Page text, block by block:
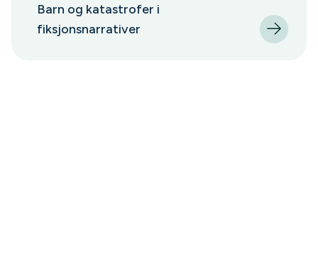
Barn og katastrofer i
fiksjonsnarrativer